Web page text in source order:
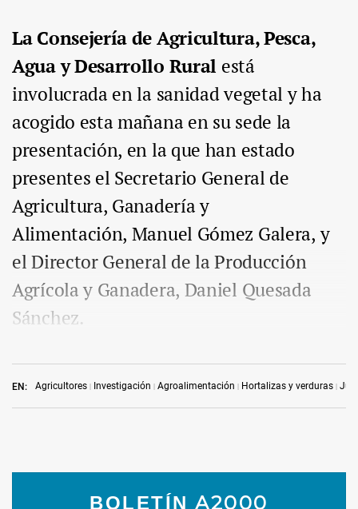
EN: Agricultores Investigación Agroalimentación Hortalizas y verduras
La Consejería de Agricultura, Pesca,
Agua y Desarrollo Rural está
involucrada en la sanidad vegetal y ha
acogido esta mañana en su sede la
presentación, en la que han estado
presentes el Secretario General de
Agricultura, Ganadería y
Alimentación, Manuel Gómez Galera, y
el Director General de la Producción
Agrícola y Ganadera, Daniel Quesada
Sánchez.